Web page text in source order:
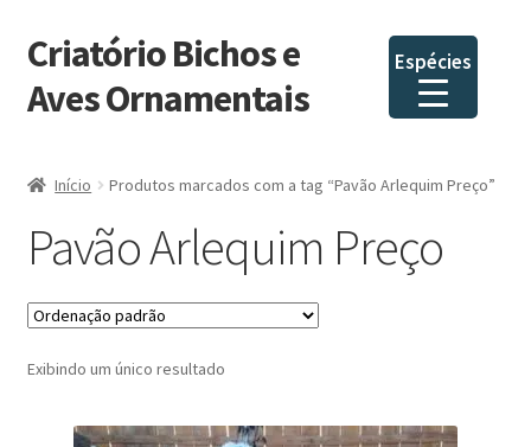
Espécies
Pular
para
navegação
Pular
para
o
Criatório Bichos e
Aves Ornamentais
Início Produtos marcados com a tag “Pavão Arlequim Preço”
Pavão Arlequim Preço
Exibindo um único resultado